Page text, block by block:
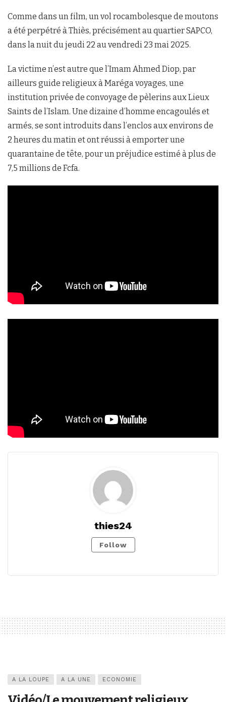
Comme dans un film, un vol rocambolesque de moutons
a été perpétré à Thiès, précisément au quartier SAPCO,
dans la nuit du jeudi 22 au vendredi 23 mai 2025.
La victime n’est autre que l’Imam Ahmed Diop, par
ailleurs guide religieux à Maréga voyages, une
institution privée de convoyage de pèlerins aux Lieux
Saints de l’Islam. Une dizaine d’homme encagoulés et
armés, se sont introduits dans l’enclos aux environs de
2 heures du matin et ont réussi à emporter une
quarantaine de tête, pour un préjudice estimé à plus de
7,5 millions de Fcfa.
thies24
Follow
A LA LOUPE A LA UNE ECONOMIE